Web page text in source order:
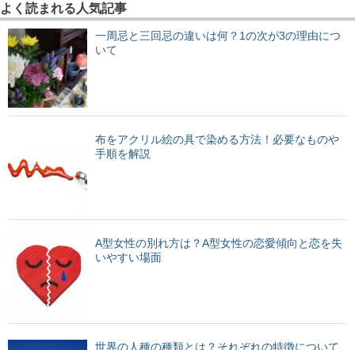
よく読まれる人気記事
一周忌と三回忌の違いは何？1の次が3の理由につ
いて
布をアクリル絵の具で染める方法！必要なものや
手順を解説
A型女性の別れ方は？A型女性の恋愛傾向と恋を失
いやすい場面
世界の人種の種類とは？それぞれの特徴について